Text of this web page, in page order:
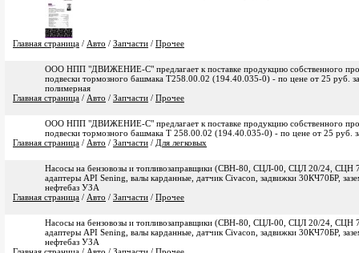
Главная страница / Авто / Запчасти / Прочее
ООО НПП "ДВИЖЕНИЕ-С" предлагает к поставке продукцию собственного
подвески тормозного башмака Т258.00.02 (194.40.035-0) - по цене от 25 руб.
полимерная
Главная страница / Авто / Запчасти / Прочее
ООО НПП "ДВИЖЕНИЕ-С" предлагает к поставке продукцию собственного
подвески тормозного башмака Т 258.00.02 (194.40.035-0) - по цене от 25 руб.
Главная страница / Авто / Запчасти / Для легковых
Насосы на бензовозы и топливозаправщики (СВН-80, СЦЛ-00, СЦЛ 20/24, СЦН
адаптеры API Sening, валы карданные, датчик Civacon, задвижки 30КЧ70БР,
нефтебаз УЗА
Главная страница / Авто / Запчасти / Прочее
Насосы на бензовозы и топливозаправщики (СВН-80, СЦЛ-00, СЦЛ 20/24, СЦН
адаптеры API Sening, валы карданные, датчик Civacon, задвижки 30КЧ70БР,
нефтебаз УЗА